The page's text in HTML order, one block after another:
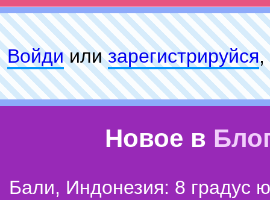
Войдиилизарeгиcтpируйся,
Новое в
Бали, Индонезия: 8 градус